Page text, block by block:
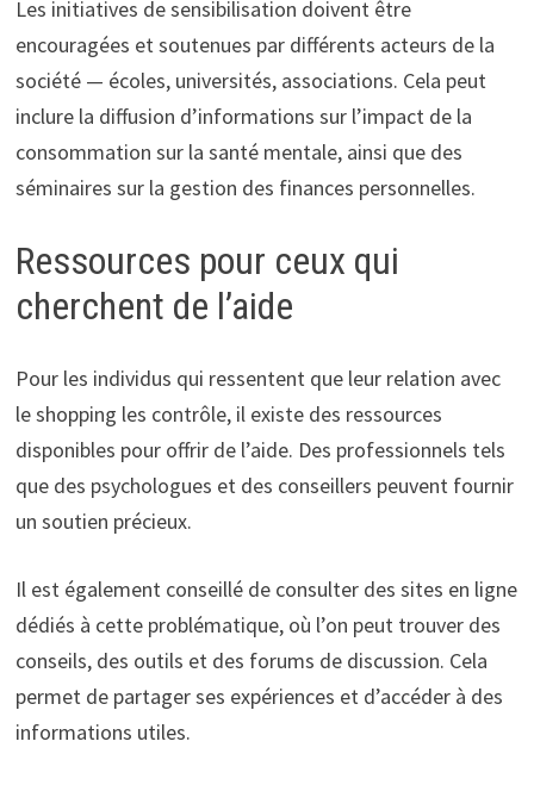
Les initiatives de sensibilisation doivent être
encouragées et soutenues par différents acteurs de la
société — écoles, universités, associations. Cela peut
inclure la diffusion d’informations sur l’impact de la
consommation sur la santé mentale, ainsi que des
séminaires sur la gestion des finances personnelles.
Ressources pour ceux qui
cherchent de l’aide
Pour les individus qui ressentent que leur relation avec
le shopping les contrôle, il existe des ressources
disponibles pour offrir de l’aide. Des professionnels tels
que des psychologues et des conseillers peuvent fournir
un soutien précieux.
Il est également conseillé de consulter des sites en ligne
dédiés à cette problématique, où l’on peut trouver des
conseils, des outils et des forums de discussion. Cela
permet de partager ses expériences et d’accéder à des
informations utiles.